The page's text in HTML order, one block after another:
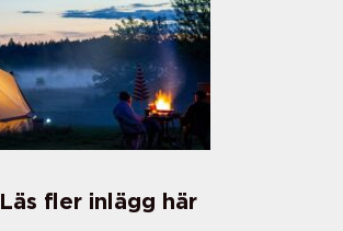
Läs fler inlägg här